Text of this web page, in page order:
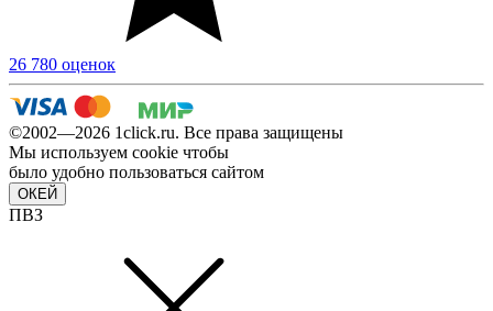
26 780 оценок
©2002—2026 1сlick.ru. Все права защищены
Мы используем cookie чтобы
было удобно пользоваться сайтом
ОКЕЙ
ПВЗ